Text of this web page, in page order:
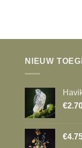
NIEUW
€
€